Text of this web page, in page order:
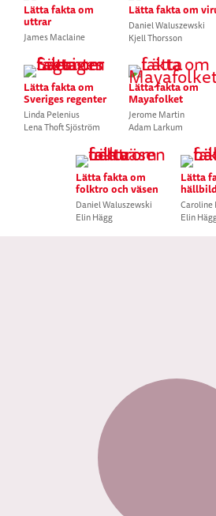
Lätta fakta om
uttrar
James Maclaine
Lätta fakta om
Daniel Waluszewski
Kjell Thorsson
Lätta fakta om
Sveriges regenter
Linda Pelenius
Lena Thoft Sjöström
Lätta fakta om
Mayafolket
Jerome Martin
Adam Larkum
Lätta fakta om
folktro och väsen
Daniel Waluszewski
Elin Hägg
Lätta
Caroline
Elin